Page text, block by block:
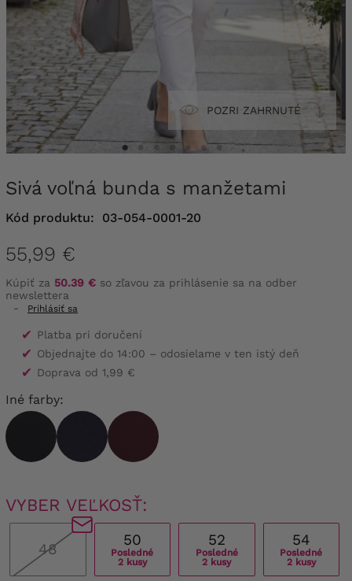
POZRI ZAHRNUTÉ
Sivá voľná bunda s manžetami
Kód produktu: 03-054-0001-20
55,99 €
Kúpiť za 50.39 € so zľavou za prihlásenie sa na odber
newslettera
-
Prihlásiť sa
✔ Platba pri doručení
✔ Objednajte do 14:00 – odosielame v ten istý deň
✔ Doprava od 1,99 €
Iné farby:
VYBER VEĽKOSŤ:
48
50
Posledné
2 kusy
52
Posledné
2 kusy
54
Posledné
2 kusy